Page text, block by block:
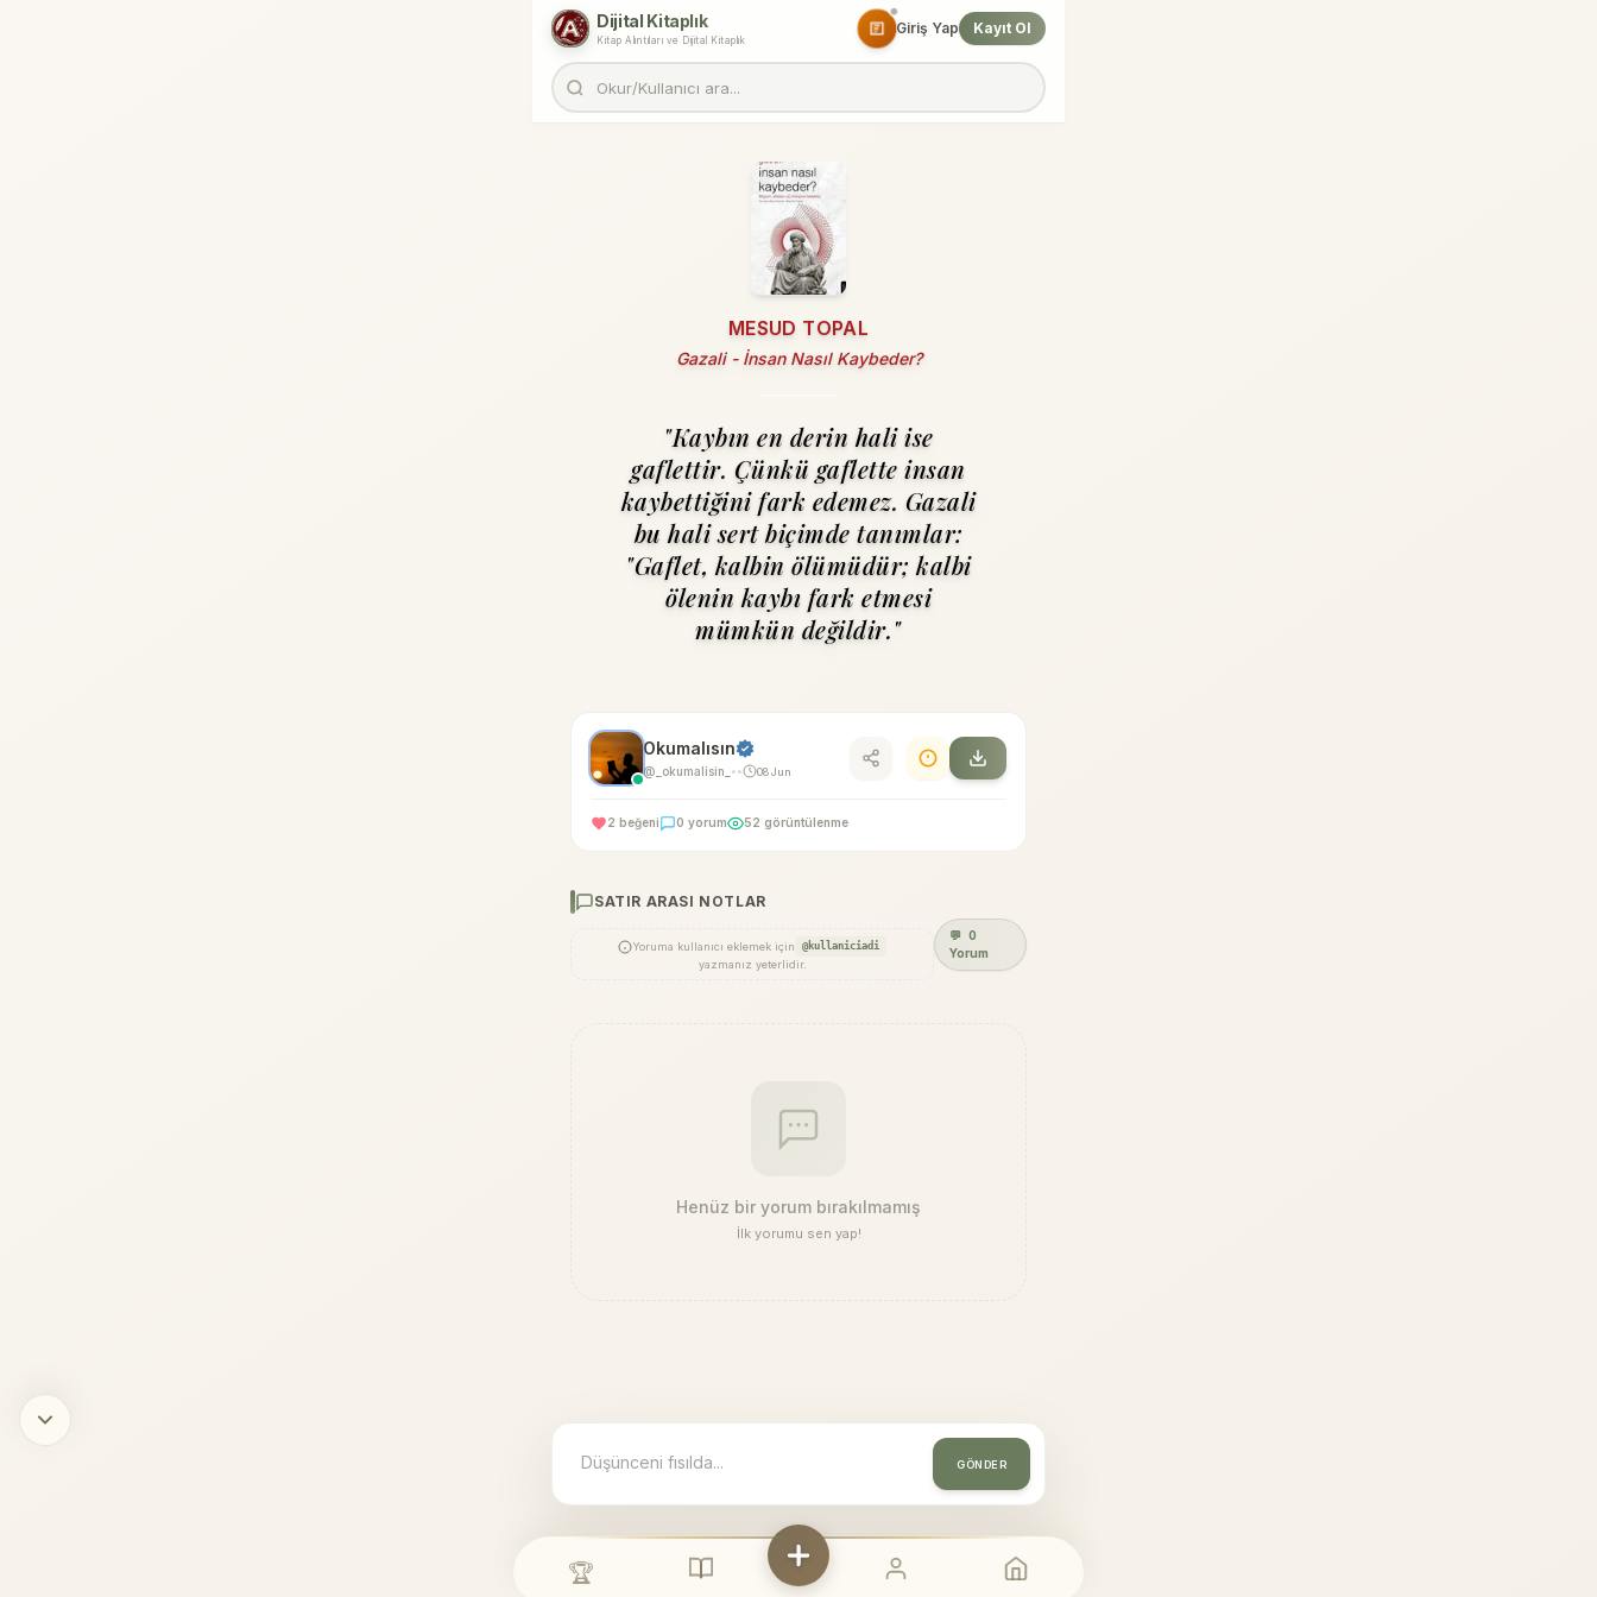
Dijital Kitaplık
Kitap Alıntıları ve Dijital Kitaplık
Giriş Yap Kayıt Ol
MESUD TOPAL
Gazali - İnsan Nasıl Kaybeder?
"Kaybın en derin hali ise
gaflettir. Çünkü gaflette insan
kaybettiğini fark edemez. Gazali
bu hali sert biçimde tanımlar:
"Gaflet, kalbin ölümüdür; kalbi
ölenin kaybı fark etmesi
mümkün değildir."
Okumalısın
@_okumalisin_ • • 08 Jun
2 beğeni 0 yorum 52 görüntülenme
SATIR ARASI NOTLAR
Yoruma kullanıcı eklemek için @kullaniciadi
yazmanız yeterlidir.
💬 0
Yorum
Henüz bir yorum bırakılmamış
İlk yorumu sen yap!
GÖNDER
🏆